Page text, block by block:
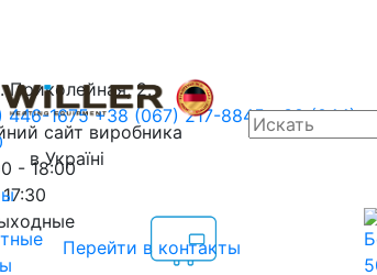
Приколейная, 2.
446-1675 +38 (067) 217-8845 +38 (044)
- 18:00
Перейти в контакты
сайт виробника
в Україні